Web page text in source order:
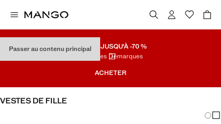
Passer au contenu principal
SOLDESJUSQU'À -70 %
Dernières Démarques
ACHETER
VESTES DE FILLE